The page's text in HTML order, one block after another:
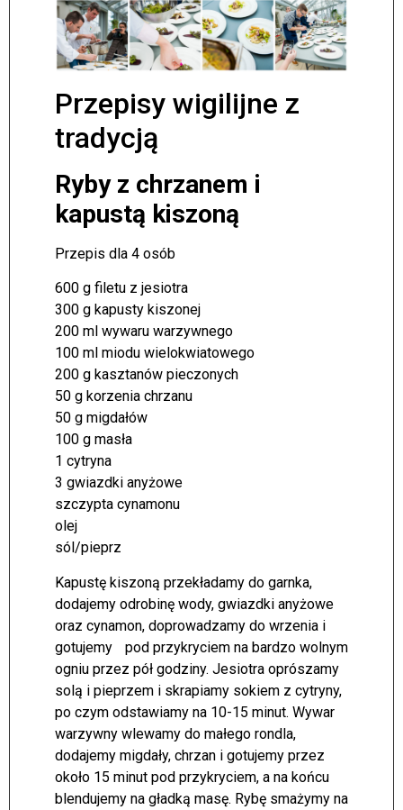
Przepisy wigilijne z
tradycją
Ryby z chrzanem i
kapustą kiszoną
Przepis dla 4 osób
600 g filetu z jesiotra
300 g kapusty kiszonej
200 ml wywaru warzywnego
100 ml miodu wielokwiatowego
200 g kasztanów pieczonych
50 g korzenia chrzanu
50 g migdałów
100 g masła
1 cytryna
3 gwiazdki anyżowe
szczypta cynamonu
olej
sól/pieprz
Kapustę kiszoną przekładamy do garnka,
dodajemy odrobinę wody, gwiazdki anyżowe
oraz cynamon, doprowadzamy do wrzenia i
gotujemy pod przykryciem na bardzo wolnym
ogniu przez pół godziny. Jesiotra oprószamy
solą i pieprzem i skrapiamy sokiem z cytryny,
po czym odstawiamy na 10-15 minut. Wywar
warzywny wlewamy do małego rondla,
dodajemy migdały, chrzan i gotujemy przez
około 15 minut pod przykryciem, a na końcu
blendujemy na gładką masę. Rybę smażymy na